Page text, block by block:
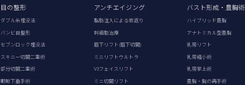
目の整形
ダブル糸埋没法
バンビ目整形
セブンロック埋没法
スキニー切開二重術
部分切開二重術
眼瞼下垂手術
アンチエイジング
脂肪注入による若返り
幹細胞治療
眉下リフト(眉下切開)
ミニリフトウルトラ
V3フェイスリフト
ミニ切開リフト
バスト形成・豊胸術
ハイブリッド豊胸
アナトミカル型豊胸
乳房リフト
乳房縮小術
乳房挙上術
豊胸・胸の再手術